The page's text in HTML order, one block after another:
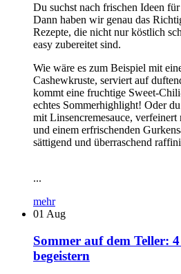
Du suchst nach frischen Ideen
Dann haben wir genau das
Rezepte, die nicht nur köstlich
easy zubereitet sind.
Wie wäre es zum Beispiel mit
Cashewkruste, serviert auf
kommt eine fruchtige Sweet-
echtes Sommerhighlight! Oder
mit Linsencremesauce,
und einem erfrischenden
sättigend und überraschend
...
mehr
01 Aug
Sommer auf dem Teller:
begeistern